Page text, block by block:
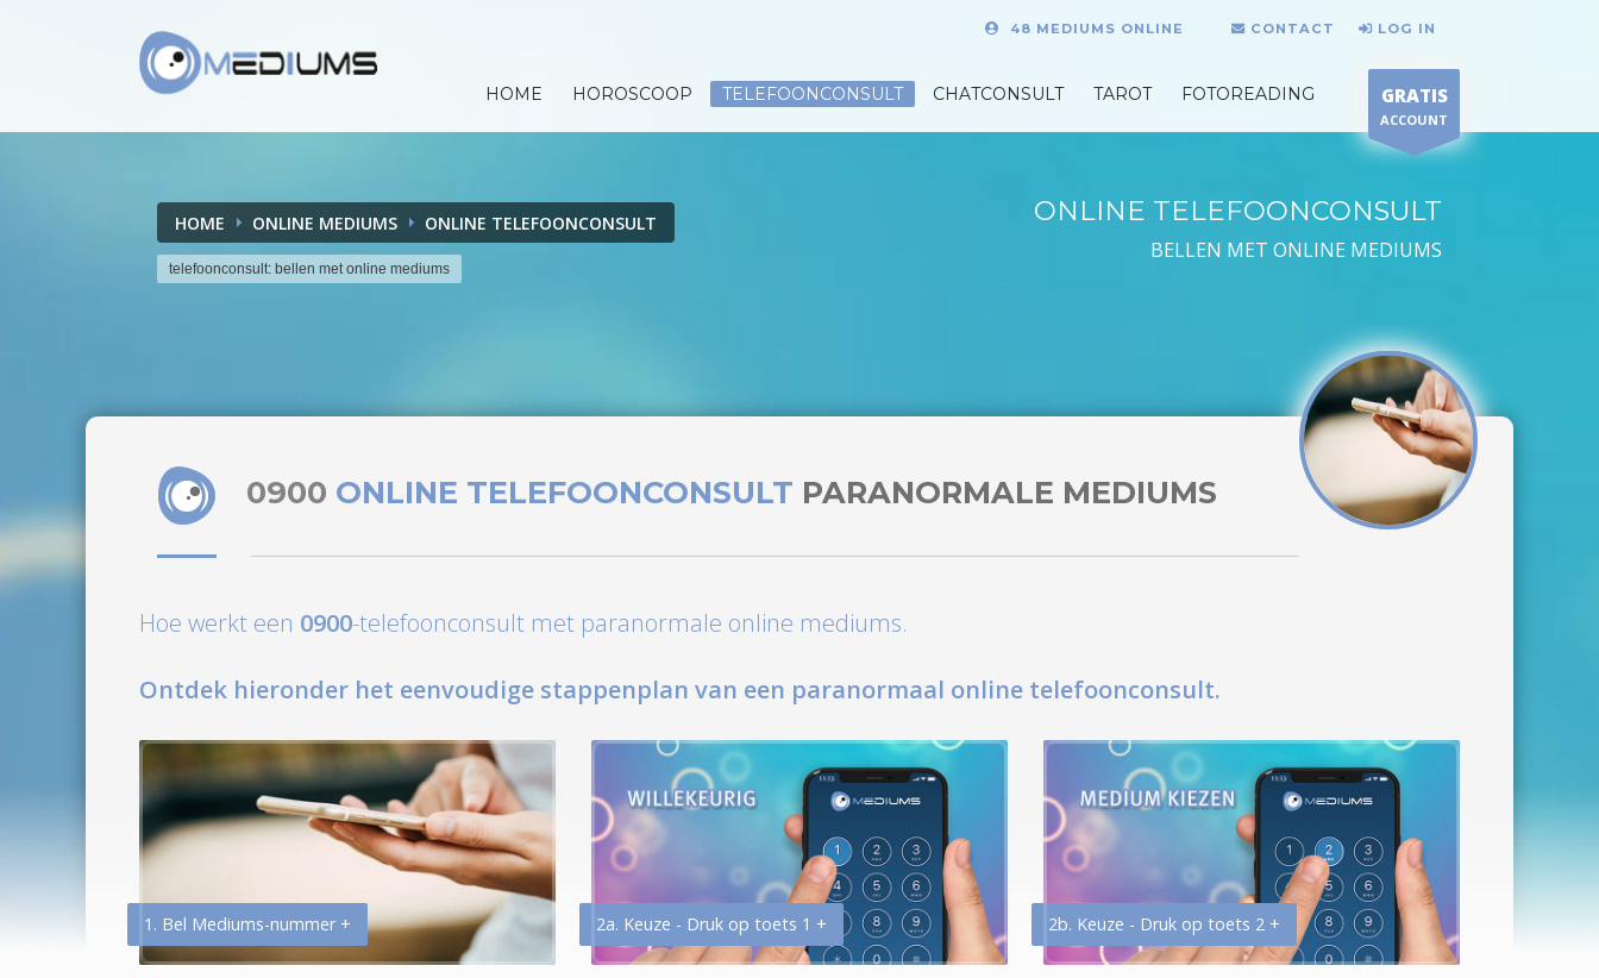
48 MEDIUMS ONLINE CONTACT LOG IN
HOME HOROSCOOP TELEFOONCONSULT CHATCONSULT TAROT FOTOREADING GRATIS
ACCOUNT
HOME ONLINE MEDIUMS ONLINE TELEFOONCONSULT
telefoonconsult: bellen met online mediums
ONLINE TELEFOONCONSULT
BELLEN MET ONLINE MEDIUMS
0900 ONLINE TELEFOONCONSULT PARANORMALE MEDIUMS
Hoe werkt een 0900-telefoonconsult met paranormale online mediums.
Ontdek hieronder het eenvoudige stappenplan van een paranormaal online telefoonconsult.
1. Bel Mediums-nummer + 2a. Keuze - Druk op toets 1 + 2b. Keuze - Druk op toets 2 +